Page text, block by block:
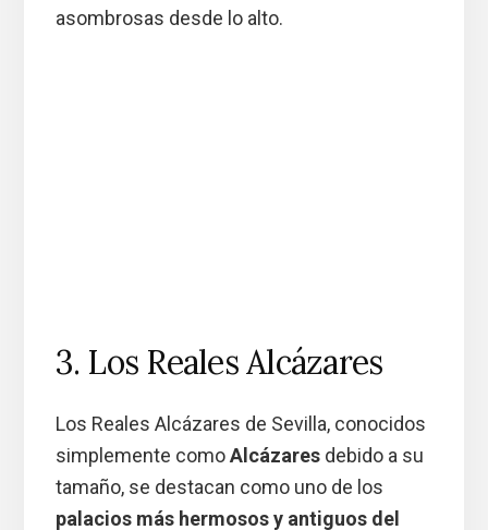
asombrosas desde lo alto.
3. Los Reales Alcázares
Los Reales Alcázares de Sevilla, conocidos
simplemente comoAlcázaresdebido a su
tamaño, se destacan como uno de los
palacios más hermosos y antiguos del